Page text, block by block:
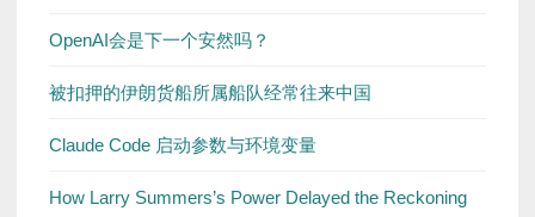
OpenAI会是下一个安然吗？
被扣押的伊朗货船所属船队经常往来中国
Claude Code 启动参数与环境变量
How Larry Summers’s Power Delayed the Reckoning